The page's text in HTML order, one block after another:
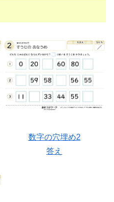
数字の穴埋め2
答え